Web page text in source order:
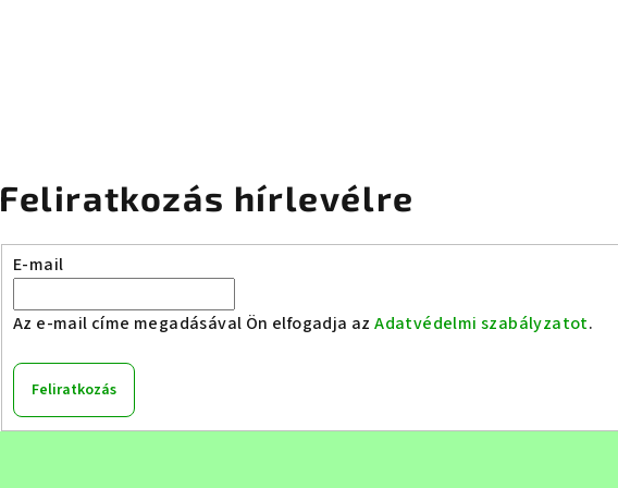
Feliratkozás hírlevélre
E-mail
Az e-mail címe megadásával Ön elfogadja azAdatvédelmi szabályzatot.
Feliratkozás